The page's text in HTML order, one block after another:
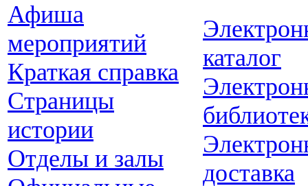
Афиша
мероприятий
Краткая справка
Страницы
истории
Отделы и залы
каталог
доставка